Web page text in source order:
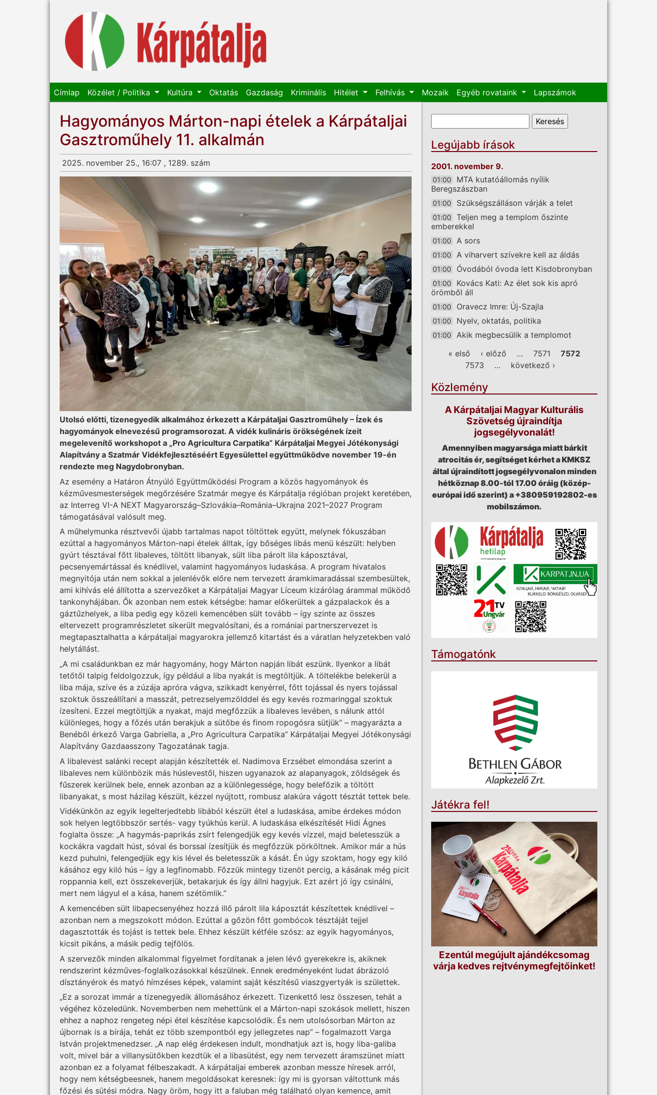
Címlap Közélet / Politika Kultúra Oktatás Gazdaság Kriminális Hitélet Felhívás Mozaik Egyéb rovataink Lapszámok
Hagyományos Márton-napi ételek a Kárpátaljai
Gasztroműhely 11. alkalmán
2025. november 25., 16:07 , 1289. szám
Utolsó előtti, tizenegy­edik alkalmához érkezett a Kárpátaljai Gasztroműhely – Ízek és
hagyományok elnevezésű programsorozat. A vidék kulináris örökségének ízeit
megelevenítő workshopot a „Pro Agricultura Carpatika” Kárpátaljai Megyei Jótékonysági
Alapítvány a Szatmár Vidékfejlesztéséért Egyesülettel együttműködve november 19-én
rendezte meg Nagydobronyban.
Az esemény a Határon Átnyúló Együttműködési Program a közös hagyományok és
kézművesmesterségek megőrzésére Szatmár megye és Kárpátalja régióban projekt keretében,
az Interreg VI-A NEXT Magyarország–Szlovákia–Románia–Ukrajna 2021–2027 Program
támogatásával valósult meg.
A műhelymunka résztvevői újabb tartalmas napot töltöttek együtt, melynek fókuszában
ezúttal a hagyományos Márton-napi ételek álltak, így bőséges libás menü készült: helyben
gyúrt tésztával főtt libaleves, töltött libanyak, sült liba párolt lila káposztával,
pecsenyemártással és knédlivel, valamint hagyományos ludaskása. A program hivatalos
megnyitója után nem sokkal a jelenlévők előre nem tervezett áramkimaradással szembesültek,
ami kihívás elé állította a szervezőket a Kárpátaljai Magyar Líceum kizárólag árammal működő
tankonyhájában. Ők azonban nem estek kétségbe: hamar előkerültek a gázpalackok és a
gáztűzhelyek, a liba pedig egy közeli kemencében sült tovább – így szinte az összes
eltervezett programrészletet sikerült megvalósítani, és a romániai partnerszervezet is
megtapasztalhatta a kárpátaljai magyarokra jellemző kitartást és a váratlan helyzetekben való
helytállást.
„A mi családunkban ez már hagyomány, hogy Márton napján libát eszünk. Ilyenkor a libát
tetőtől talpig feldolgozzuk, így például a liba nyakát is megtöltjük. A töltelékbe belekerül a
liba mája, szíve és a zúzája apróra vágva, szikkadt kenyérrel, főtt tojással és nyers tojással
szoktuk összeállítani a masszát, petrezselyemzölddel és egy kevés rozmaringgal szoktuk
ízesíteni. Ezzel megtöltjük a nyakat, majd megfőzzük a libaleves levében, s nálunk attól
különleges, hogy a főzés után berakjuk a sütőbe és finom ropogósra sütjük” – magyarázta a
Benéből érkező Varga Gabriella, a „Pro Agricultura Carpatika” Kárpátaljai Megyei Jótékonysági
Alapítvány Gazdaasszony Tagozatának tagja.
A libalevest salánki recept alapján készítették el. Nadimova Erzsébet elmondása szerint a
libaleves nem különbözik más húslevestől, hiszen ugyanazok az alapanyagok, zöldségek és
fűszerek kerülnek bele, ennek azonban az a különlegessége, hogy belefőzik a töltött
libanyakat, s most házilag készült, kézzel nyújtott, rombusz alakúra vágott tésztát tettek bele.
Vidékünkön az egyik legelterjedtebb libából készült étel a ludaskása, amibe érdekes módon
sok helyen legtöbbször sertés- vagy tyúkhús kerül. A ludaskása elkészítését Hidi Ágnes
foglalta össze: „A hagymás-paprikás zsírt felengedjük egy kevés vízzel, majd beletesszük a
kockákra vagdalt húst, sóval és borssal ízesítjük és megfőzzük pörköltnek. Amikor már a hús
kezd puhulni, felengedjük egy kis lével és beletesszük a kását. Én úgy szoktam, hogy egy kiló
kásához egy kiló hús – így a legfinomabb. Főzzük mintegy tizenöt percig, a kásának még picit
roppannia kell, ezt összekeverjük, betakarjuk és így állni hagyjuk. Ezt azért jó így csinálni,
mert nem lágyul el a kása, hanem szétömlik.”
A kemencében sült libapecsenyéhez hozzá illő párolt lila káposztát készítettek knédlivel –
azonban nem a megszokott módon. Ezúttal a gőzön főtt gombócok tésztáját tejjel
dagasztották és tojást is tettek bele. Ehhez készült kétféle szósz: az egyik hagyományos,
kicsit pikáns, a másik pedig tejfölös.
A szervezők minden alkalommal figyelmet fordítanak a jelen lévő gyerekekre is, akiknek
rendszerint kézműves-foglalkozásokkal készülnek. Ennek eredményeként ludat ábrázoló
dísztányérok és matyó hímzéses képek, valamint saját készítésű viaszgyertyák is születtek.
„Ez a sorozat immár a tizenegyedik állomásához érkezett. Tizenkettő lesz összesen, tehát a
végéhez közeledünk. Novemberben nem mehettünk el a Márton-napi szokások mellett, hiszen
ehhez a naphoz rengeteg népi étel készítése kapcsolódik. És nem utolsósorban Márton az
újbornak is a bírája, tehát ez több szempontból egy jellegzetes nap” – fogalmazott Varga
István projektmenedzser. „A nap elég érdekesen indult, mondhatjuk azt is, hogy liba-galiba
volt, mivel bár a villanysütőkben kezdtük el a libasütést, egy nem tervezett áramszünet miatt
azonban ez a folyamat félbeszakadt. A kárpátaljai emberek azonban messze híresek arról,
hogy nem kétségbeesnek, hanem megoldásokat keresnek: így mi is gyorsan váltottunk más
főzési és sütési módra. Nagy öröm, hogy itt a faluban még található olyan kemence, amit
Keresés űrlap
Legújabb írások
2001. november 9.
01:00
MTA kutatóállomás nyílik
Beregszászban
01:00 Szükségszálláson várják a telet
01:00
Teljen meg a templom őszinte
emberekkel
01:00 A sors
01:00 A viharvert szívekre kell az áldás
01:00 Óvodából óvoda lett Kisdobronyban
01:00
Kovács Kati: Az élet sok kis apró
örömből áll
01:00 Oravecz Imre: Új-Szajla
01:00 Nyelv, oktatás, politika
01:00 Akik megbecsülik a templomot
Oldalak
« első ‹ előző … 7571
7572
7573
… következő ›
Közlemény
A Kárpátaljai Magyar Kulturális
Szövetség újraindítja
jogsegélyvonalát!
Amennyiben magyarsága miatt bárkit
atrocitás ér, segítséget kérhet a KMKSZ
által újraindított jogsegélyvonalon minden
hétköznap 8.00-tól 17.00 óráig (közép-
európai idő szerint) a +380959192802-es
mobilszámon.
Támogatónk
Játékra fel!
Ezentúl megújult ajándékcsomag
várja kedves rejtvénymegfejtőinket!